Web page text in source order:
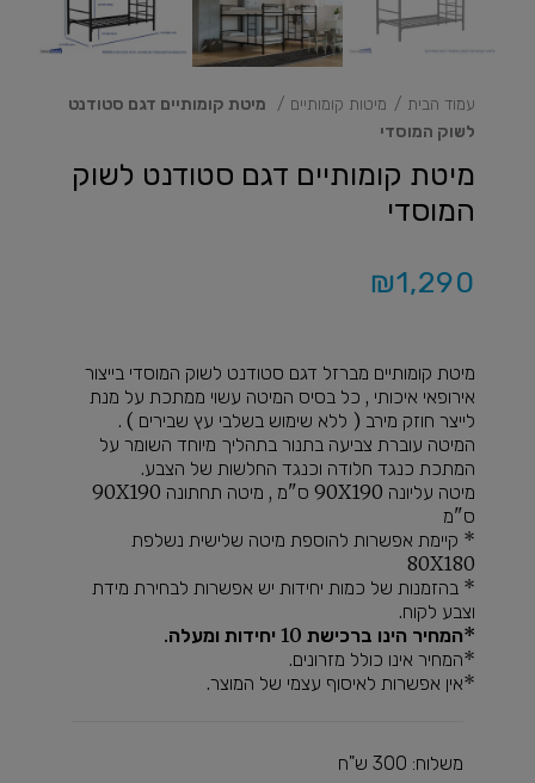
עמוד הבית מיטות קומותיים
מיטת קומותיים דגם סטודנט
לשוק המוסדי
מיטת קומותיים דגם סטודנט לשוק
המוסדי
₪1,290
מיטת קומותיים מברזל דגם סטודנט לשוק המוסדי בייצור
אירופאי איכותי , כל בסיס המיטה עשוי ממתכת על מנת
לייצר חוזק מירב ( ללא שימוש בשלבי עץ שבירים ) .
המיטה עוברת צביעה בתנור בתהליך מיוחד השומר על
המתכת כנגד חלודה וכנגד החלשות של הצבע.
מיטה עליונה 90X190 ס"מ , מיטה תחתונה 90X190
ס"מ
* קיימת אפשרות להוספת מיטה שלישית נשלפת
80X180
* בהזמנות של כמות יחידות יש אפשרות לבחירת מידת
וצבע לקוח.
*המחיר הינו ברכישת 10 יחידות ומעלה.
*המחיר אינו כולל מזרונים.
*אין אפשרות לאיסוף עצמי של המוצר.
משלוח: 300 ש"ח